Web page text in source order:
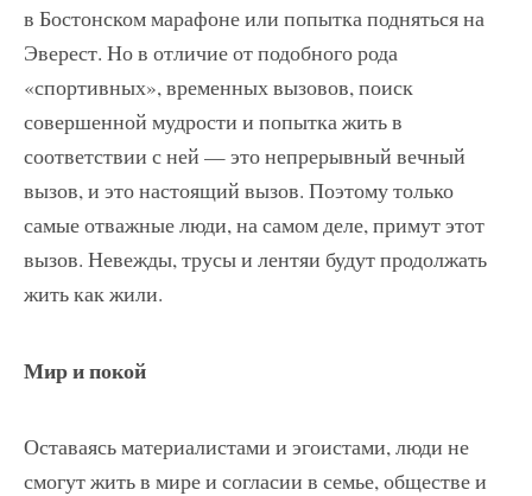
в Бостонском марафоне или попытка подняться на
Эверест. Но в отличие от подобного рода
«спортивных», временных вызовов, поиск
совершенной мудрости и попытка жить в
соответствии с ней — это непрерывный вечный
вызов, и это настоящий вызов. Поэтому только
самые отважные люди, на самом деле, примут этот
вызов. Невежды, трусы и лентяи будут продолжать
жить как жили.
Мир и покой
Оставаясь материалистами и эгоистами, люди не
смогут жить в мире и согласии в семье, обществе и